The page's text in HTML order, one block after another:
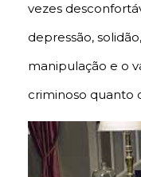
vezes
depressão,
manipulação e o
criminoso quanto